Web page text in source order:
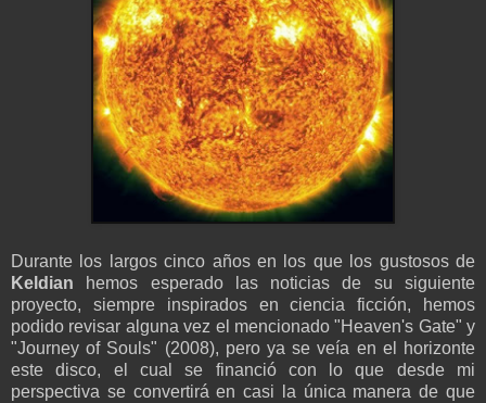
Durante los largos cinco años en los que los gustosos de
Keldian
hemos esperado las noticias de su siguiente
proyecto, siempre inspirados en ciencia ficción, hemos
podido revisar alguna vez el mencionado "Heaven's Gate" y
"Journey of Souls" (2008), pero ya se veía en el horizonte
este disco, el cual se financió con lo que desde mi
perspectiva se convertirá en casi la única manera de que